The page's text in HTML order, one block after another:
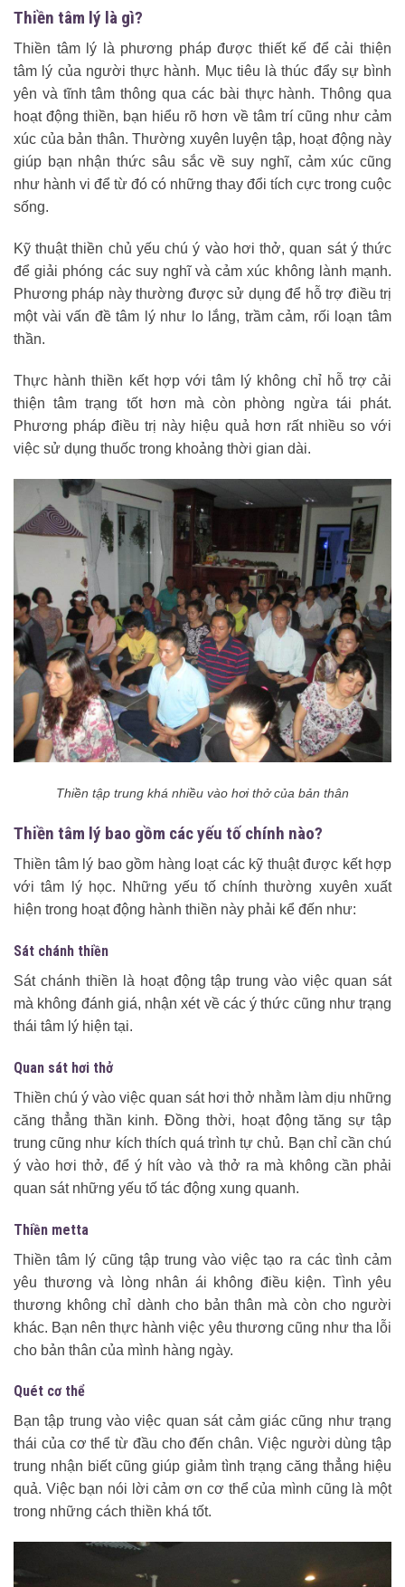
Thiền tâm lý là gì?
Thiền tâm lý là phương pháp được thiết kế để cải thiện
tâm lý của người thực hành. Mục tiêu là thúc đẩy sự bình
yên và tĩnh tâm thông qua các bài thực hành. Thông qua
hoạt động thiền, bạn hiểu rõ hơn về tâm trí cũng như cảm
xúc của bản thân. Thường xuyên luyện tập, hoạt động này
giúp bạn nhận thức sâu sắc về suy nghĩ, cảm xúc cũng
như hành vi để từ đó có những thay đổi tích cực trong cuộc
sống.
Kỹ thuật thiền chủ yếu chú ý vào hơi thở, quan sát ý thức
để giải phóng các suy nghĩ và cảm xúc không lành mạnh.
Phương pháp này thường được sử dụng để hỗ trợ điều trị
một vài vấn đề tâm lý như lo lắng, trầm cảm, rối loạn tâm
thần.
Thực hành thiền kết hợp với tâm lý không chỉ hỗ trợ cải
thiện tâm trạng tốt hơn mà còn phòng ngừa tái phát.
Phương pháp điều trị này hiệu quả hơn rất nhiều so với
việc sử dụng thuốc trong khoảng thời gian dài.
Thiền tập trung khá nhiều vào hơi thở của bản thân
Thiền tâm lý bao gồm các yếu tố chính nào?
Thiền tâm lý bao gồm hàng loạt các kỹ thuật được kết hợp
với tâm lý học. Những yếu tố chính thường xuyên xuất
hiện trong hoạt động hành thiền này phải kể đến như:
Sát chánh thiền
Sát chánh thiền là hoạt động tập trung vào việc quan sát
mà không đánh giá, nhận xét về các ý thức cũng như trạng
thái tâm lý hiện tại.
Quan sát hơi thở
Thiền chú ý vào việc quan sát hơi thở nhằm làm dịu những
căng thẳng thần kinh. Đồng thời, hoạt động tăng sự tập
trung cũng như kích thích quá trình tự chủ. Bạn chỉ cần chú
ý vào hơi thở, để ý hít vào và thở ra mà không cần phải
quan sát những yếu tố tác động xung quanh.
Thiền metta
Thiền tâm lý cũng tập trung vào việc tạo ra các tình cảm
yêu thương và lòng nhân ái không điều kiện. Tình yêu
thương không chỉ dành cho bản thân mà còn cho người
khác. Bạn nên thực hành việc yêu thương cũng như tha lỗi
cho bản thân của mình hàng ngày.
Quét cơ thể
Bạn tập trung vào việc quan sát cảm giác cũng như trạng
thái của cơ thể từ đầu cho đến chân. Việc người dùng tập
trung nhận biết cũng giúp giảm tình trạng căng thẳng hiệu
quả. Việc bạn nói lời cảm ơn cơ thể của mình cũng là một
trong những cách thiền khá tốt.